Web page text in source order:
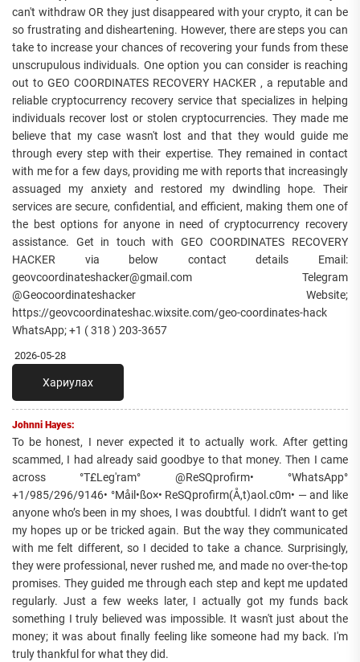
can't withdraw OR they just disappeared with your crypto, it can be
so frustrating and disheartening. However, there are steps you can
take to increase your chances of recovering your funds from these
unscrupulous individuals. One option you can consider is reaching
out to GEO COORDINATES RECOVERY HACKER , a reputable and
reliable cryptocurrency recovery service that specializes in helping
individuals recover lost or stolen cryptocurrencies. They made me
believe that my case wasn't lost and that they would guide me
through every step with their expertise. They remained in contact
with me for a few days, providing me with reports that increasingly
assuaged my anxiety and restored my dwindling hope. Their
services are secure, confidential, and efficient, making them one of
the best options for anyone in need of cryptocurrency recovery
assistance. Get in touch with GEO COORDINATES RECOVERY
HACKER via below contact details Email:
geovcoordinateshacker@gmail.com Telegram
@Geocoordinateshacker Website;
https://geovcoordinateshac.wixsite.com/geo-coordinates-hack
WhatsApp; +1 ( 318 ) 203-3657
2026-05-28
Хариулах
Johnni Hayes:
To be honest, I never expected it to actually work. After getting
scammed, I had already said goodbye to that money. Then I came
across °T£Leg'ram° @ReSQprofirm• °WhatsApp°
+1/985/296/9146• °Måil•ßo×• ReSQprofirm(Å,t)aol.c0m• — and like
anyone who’s been in my shoes, I was doubtful. I didn’t want to get
my hopes up or be tricked again. But the way they communicated
with me felt different, so I decided to take a chance. Surprisingly,
they were professional, never rushed me, and made no over-the-top
promises. They guided me through each step and kept me updated
regularly. Just a few weeks later, I actually got my funds back
something I truly believed was impossible. It wasn't just about the
money; it was about finally feeling like someone had my back. I'm
truly thankful for what they did.